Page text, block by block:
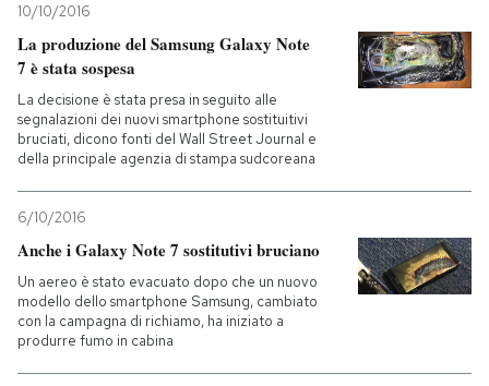
10/10/2016
La produzione del Samsung Galaxy Note
7 è stata sospesa
La decisione è stata presa in seguito alle
segnalazioni dei nuovi smartphone sostituitivi
bruciati, dicono fonti del Wall Street Journal e
della principale agenzia di stampa sudcoreana
6/10/2016
Anche i Galaxy Note 7 sostitutivi bruciano
Un aereo è stato evacuato dopo che un nuovo
modello dello smartphone Samsung, cambiato
con la campagna di richiamo, ha iniziato a
produrre fumo in cabina